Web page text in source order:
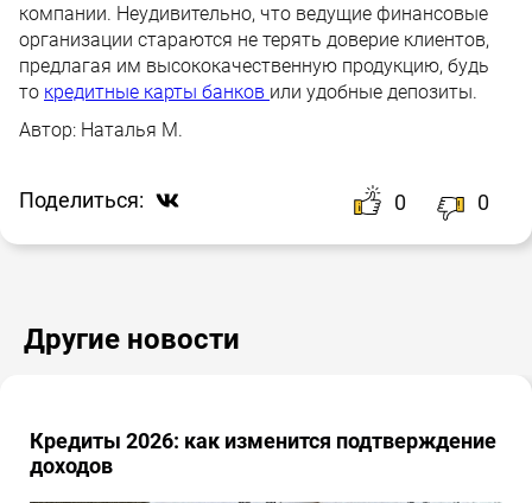
компании. Неудивительно, что ведущие финансовые
организации стараются не терять доверие клиентов,
предлагая им высококачественную продукцию, будь
то кредитные карты банков или удобные депозиты.
Автор: Наталья М.
Поделиться: 0 0
Другие новости
Кредиты 2026: как изменится подтверждение
доходов